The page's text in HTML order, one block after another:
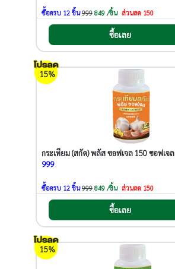
ซื้อครบ 12 ชิ้น999 849 /ชิ้น ส่วนลด 150
ซื้อเลย
15%
กระเทียม (สกัด) พลัส ซอฟเจล 150 ซอฟเจล
999
ซื้อครบ 12 ชิ้น999 849 /ชิ้น ส่วนลด 150
ซื้อเลย
15%